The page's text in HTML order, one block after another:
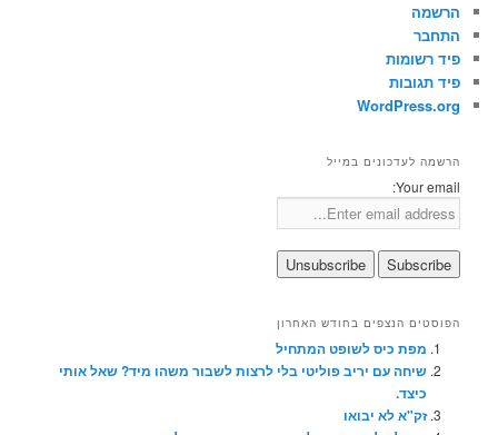
הרשמה
התחבר
פיד רשומות
פיד תגובות
WordPress.org
הרשמה לעדכונים במייל
Your email:
הפוסטים הנצפים בחודש האחרון
מפת כיס לשופט המתחיל
שיחה עם יריב פוליטי בלי לרצות לשבור משהו מיד? שאל אותי
כיצד.
זק"א לא יבואו